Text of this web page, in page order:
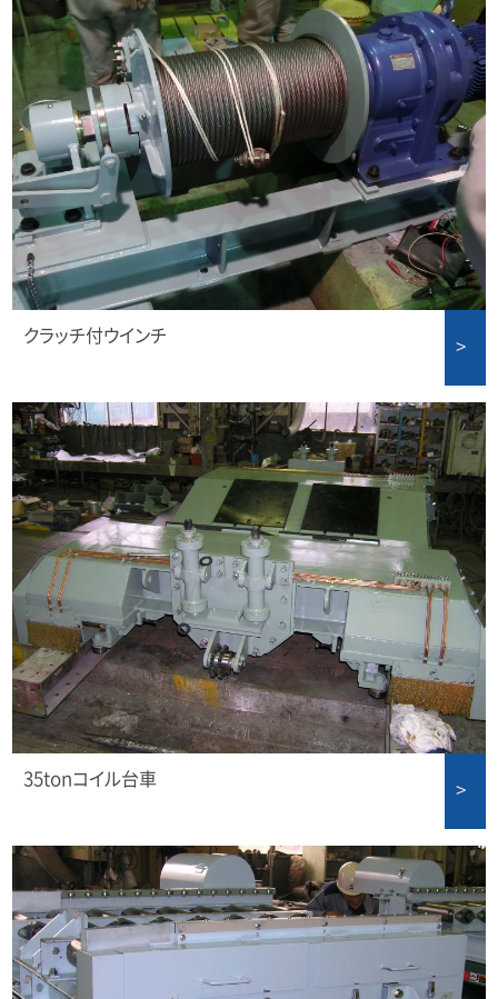
クラッチ付ウインチ
35tonコイル台車